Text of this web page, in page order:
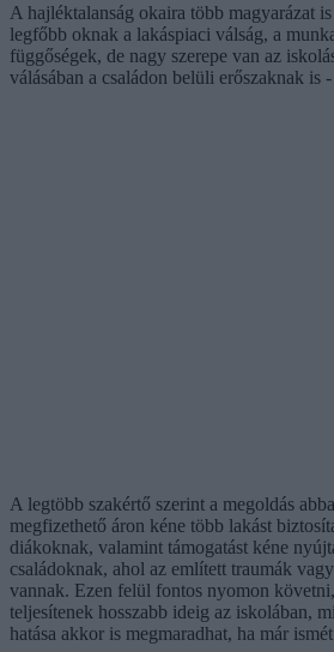
A hajléktalanság okaira több magyarázat
legfőbb oknak a lakáspiaci válság, a
függőségek, de nagy szerepe van az
válásában a családon belüli erőszaknak is
A legtöbb szakértő szerint a megoldás
megfizethető áron kéne több lakást
diákoknak, valamint támogatást kéne
családoknak, ahol az említett traumák
vannak. Ezen felül fontos nyomon
teljesítenek hosszabb ideig az iskolában,
hatása akkor is megmaradhat, ha már